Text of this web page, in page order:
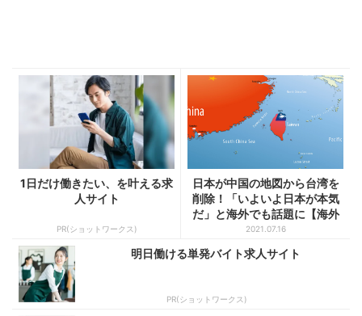
1日だけ働きたい、を叶える求
人サイト
PR(ショットワークス)
日本が中国の地図から台湾を
削除！「いよいよ日本が本気
だ」と海外でも話題に【海外
の...
2021.07.16
明日働ける単発バイト求人サイト
PR(ショットワークス)